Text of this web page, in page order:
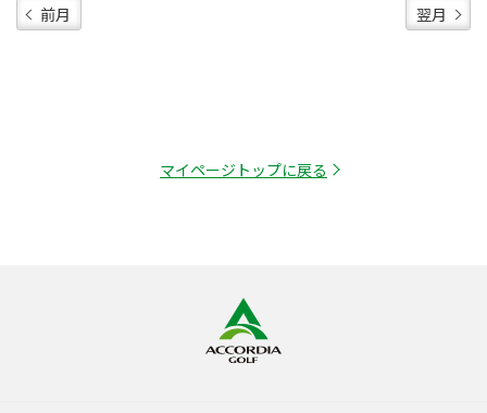
前月 翌月
マイページトップに戻る